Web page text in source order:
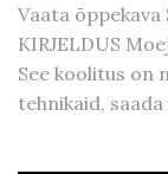
Vaata õppekava
KIRJELDUS
See koolitus on
tehnikaid,